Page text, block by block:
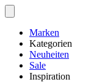
Marken
Kategorien
Neuheiten
Sale
Inspiration